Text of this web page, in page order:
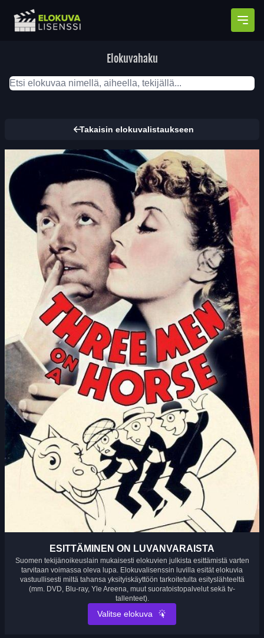
Elokuvahaku
Takaisin elokuvalistaukseen
ESITTÄMINEN ON LUVANVARAISTA
Suomen tekijänoikeuslain mukaisesti elokuvien julkista esittämistä varten
tarvitaan voimassa oleva lupa. Elokuvalisenssin luvilla esität elokuvia
vastuullisesti miltä tahansa yksityiskäyttöön tarkoitetulta esityslähteeltä
(mm. DVD, Blu-ray, Yle Areena, muut suoratoistopalvelut sekä tv-
tallenteet).
Valitse elokuva